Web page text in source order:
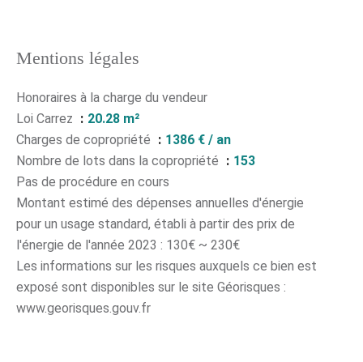
Mentions légales
Honoraires à la charge du vendeur
Loi Carrez
20.28 m²
Charges de copropriété
1386 € / an
Nombre de lots dans la copropriété
153
Pas de procédure en cours
Montant estimé des dépenses annuelles d'énergie
pour un usage standard, établi à partir des prix de
l'énergie de l'année 2023 : 130€ ~ 230€
Les informations sur les risques auxquels ce bien est
exposé sont disponibles sur le site Géorisques :
www.georisques.gouv.fr